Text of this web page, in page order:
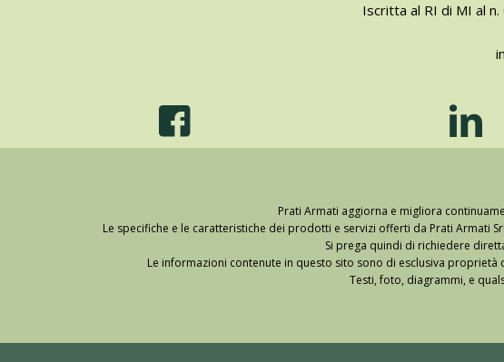
Iscritta al RI di MI al n.
Prati Armati aggiorna e migliora
Le specifiche e le caratteristiche dei prodotti e servizi offerti da Prati Armati
Si prega quindi di richiedere
Le informazioni contenute in questo sito sono di esclusiva
Testi, foto, diagrammi, e